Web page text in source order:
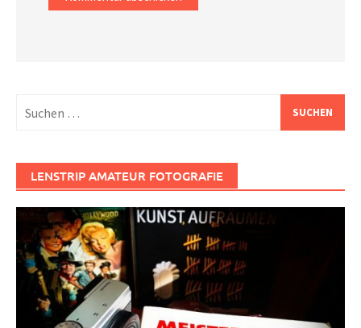
nach:
LENSTRIP AMATEUR FOTOGRAFIE